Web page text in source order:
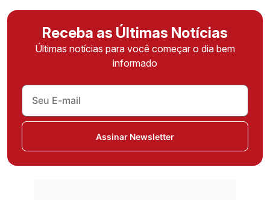
Receba as Últimas Notícias
Últimas notícias para você começar o dia bem
informado
Assinar Newsletter